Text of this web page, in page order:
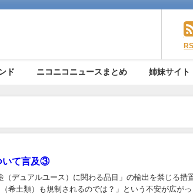
ド ニコニコニュースまとめ 姉妹サイト
いて言及③
（デュアルユース）に関わる品目」の輸出を禁じる措
希土類）も規制されるのでは？」という不安が広がっ